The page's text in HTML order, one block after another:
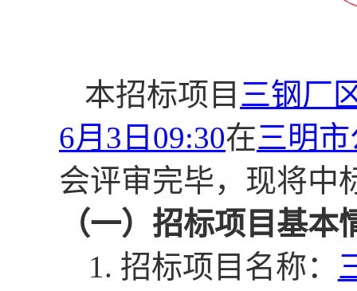
本招标项目 三钢厂
6月3日09:30在三明
会评审完毕，现将中
（一）招标项目基本
1. 招标项目名称：